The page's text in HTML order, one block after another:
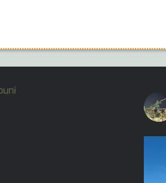
私の誕